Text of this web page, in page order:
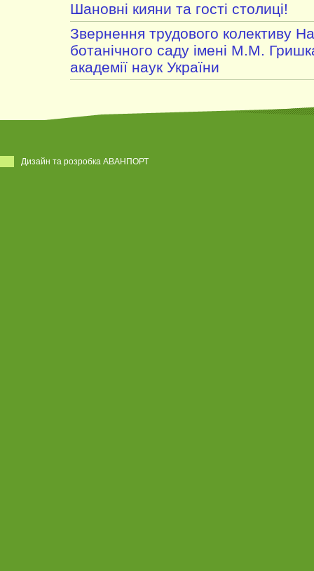
Шановні кияни та гості столиці!
Звернення трудового колективу
ботанічного саду імені М.М.
академії наук України
Дизайн та розробка АВАНПОРТ